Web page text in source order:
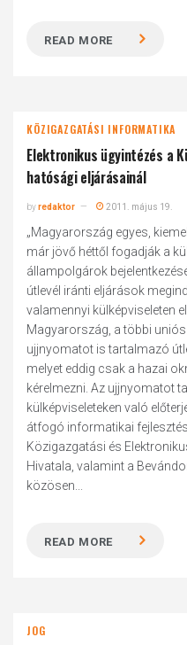
READ MORE
KÖZIGAZGATÁSI INFORMATIKA
Elektronikus ügyintézés a
hatósági eljárásainál
byredaktor 2011. május 19.
„Magyarország egyes,
már jövő héttől fogadják a
állampolgárok
útlevél iránti eljárások
valamennyi külképviseleten
Magyarország, a többi
ujjnyomatot is tartalmazó
melyet eddig csak a hazai
kérelmezni. Az ujjnyomatot
külképviseleteken való
átfogó informatikai
Közigazgatási és
Hivatala, valamint a
közösen...
READ MORE
JOG